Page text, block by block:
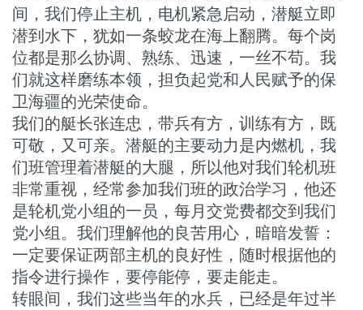
间，我们停止主机，电机紧急启动，潜艇立即
潜到水下，犹如一条蛟龙在海上翻腾。每个岗
位都是那么协调、熟练、迅速，一丝不苟。我
们就这样磨练本领，担负起党和人民赋予的保
卫海疆的光荣使命。
我们的艇长张连忠，带兵有方，训练有方，既
可敬，又可亲。潜艇的主要动力是内燃机，我
们班管理着潜艇的大腿，所以他对我们轮机班
非常重视，经常参加我们班的政治学习，他还
是轮机党小组的一员，每月交党费都交到我们
党小组。我们理解他的良苦用心，暗暗发誓：
一定要保证两部主机的良好性，随时根据他的
指令进行操作，要停能停，要走能走。
转眼间，我们这些当年的水兵，已经是年过半